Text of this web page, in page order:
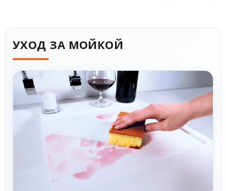
УХОД ЗА МОЙКОЙ